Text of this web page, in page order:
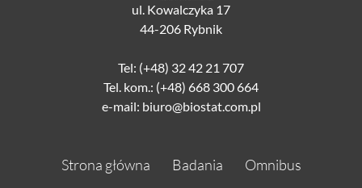
ul. Kowalczyka 17
44-206 Rybnik
Tel: (+48) 32 42 21 707
Tel. kom.: (+48) 668 300 664
e-mail: biuro@biostat.com.pl
Strona główna Badania
Omnibus